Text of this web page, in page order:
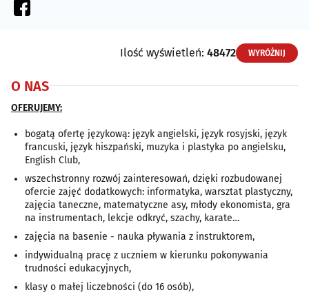
Ilość wyświetleń: 48472 WYRÓŻNIJ
O NAS
OFERUJEMY:
bogatą ofertę językową: język angielski, język rosyjski, język
francuski, język hiszpański, muzyka i plastyka po angielsku,
English Club,
wszechstronny rozwój zainteresowań, dzięki rozbudowanej
ofercie zajęć dodatkowych: informatyka, warsztat plastyczny,
zajęcia taneczne, matematyczne asy, młody ekonomista, gra
na instrumentach, lekcje odkryć, szachy, karate…
zajęcia na basenie - nauka pływania z instruktorem,
indywidualną pracę z uczniem w kierunku pokonywania
trudności edukacyjnych,
klasy o małej liczebności (do 16 osób),